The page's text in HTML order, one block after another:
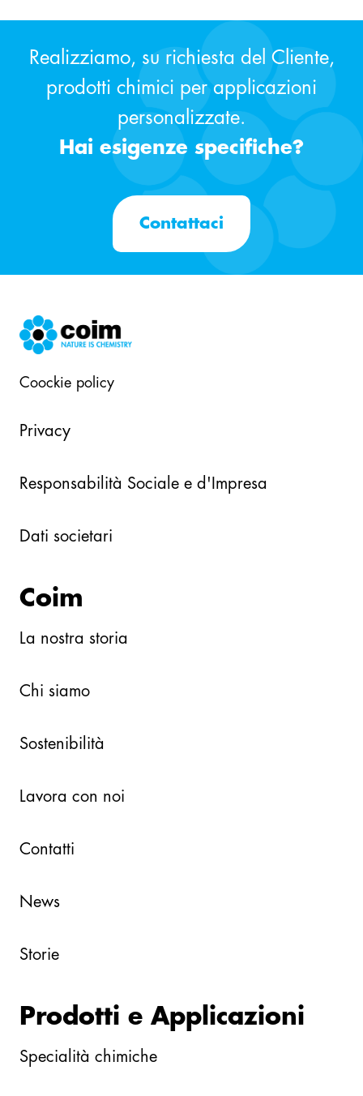
Realizziamo, su richiesta del Cliente,
prodotti chimici per applicazioni
personalizzate.
Hai esigenze specifiche?
Contattaci
Coockie policy
Privacy
Responsabilità Sociale e d'Impresa
Dati societari
Coim
La nostra storia
Chi siamo
Sostenibilità
Lavora con noi
Contatti
News
Storie
Prodotti e Applicazioni
Specialità chimiche